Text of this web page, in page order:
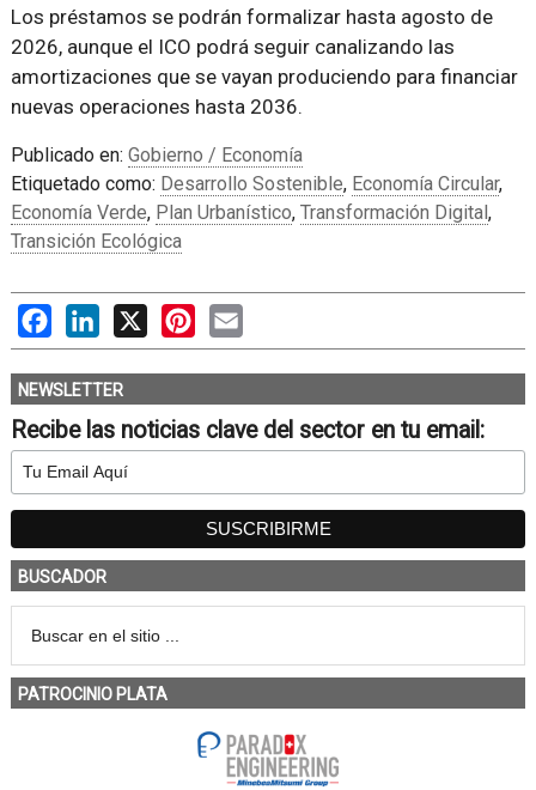
Los préstamos se podrán formalizar hasta agosto de
2026, aunque el ICO podrá seguir canalizando las
amortizaciones que se vayan produciendo para financiar
nuevas operaciones hasta 2036.
Publicado en: Gobierno / Economía
Etiquetado como: Desarrollo Sostenible, Economía Circular,
Economía Verde, Plan Urbanístico, Transformación Digital,
Transición Ecológica
FacebookLinkedIn
X PinterestEmail
NEWSLETTER
Recibe las noticias clave del sector en tu email:
BUSCADOR
PATROCINIO PLATA